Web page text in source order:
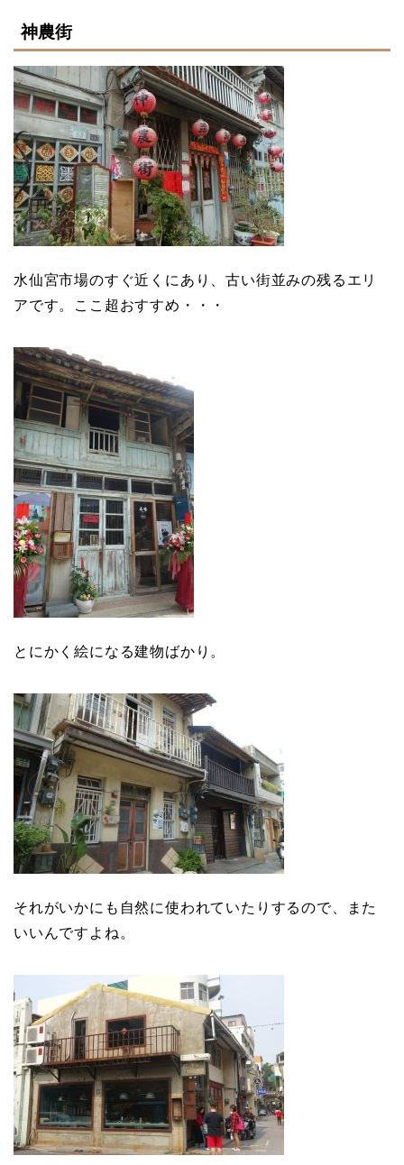
神農街
水仙宮市場のすぐ近くにあり、古い街並みの残るエリ
アです。ここ超おすすめ・・・
とにかく絵になる建物ばかり。
それがいかにも自然に使われていたりするので、また
いいんですよね。